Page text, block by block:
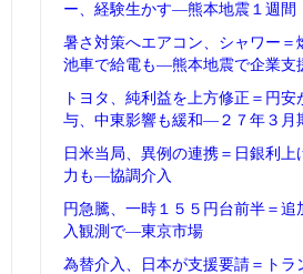
ー、経験生かす―熊本地震１週間
暑さ対策へエアコン、シャワー＝
池車で給電も―熊本地震で企業支
トヨタ、純利益を上方修正＝円安
与、中東影響も緩和―２７年３月
日米当局、異例の連携＝日銀利上
力も―協調介入
円急騰、一時１５５円台前半＝追
入観測で―東京市場
為替介入、日本が支援要請＝トラ